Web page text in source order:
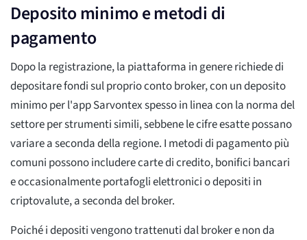
Deposito minimo e metodi di
pagamento
Dopo la registrazione, la piattaforma in genere richiede di
depositare fondi sul proprio conto broker, con un deposito
minimo per l'app Sarvontex spesso in linea con la norma del
settore per strumenti simili, sebbene le cifre esatte possano
variare a seconda della regione. I metodi di pagamento più
comuni possono includere carte di credito, bonifici bancari
e occasionalmente portafogli elettronici o depositi in
criptovalute, a seconda del broker.
Poiché i depositi vengono trattenuti dal broker e non da